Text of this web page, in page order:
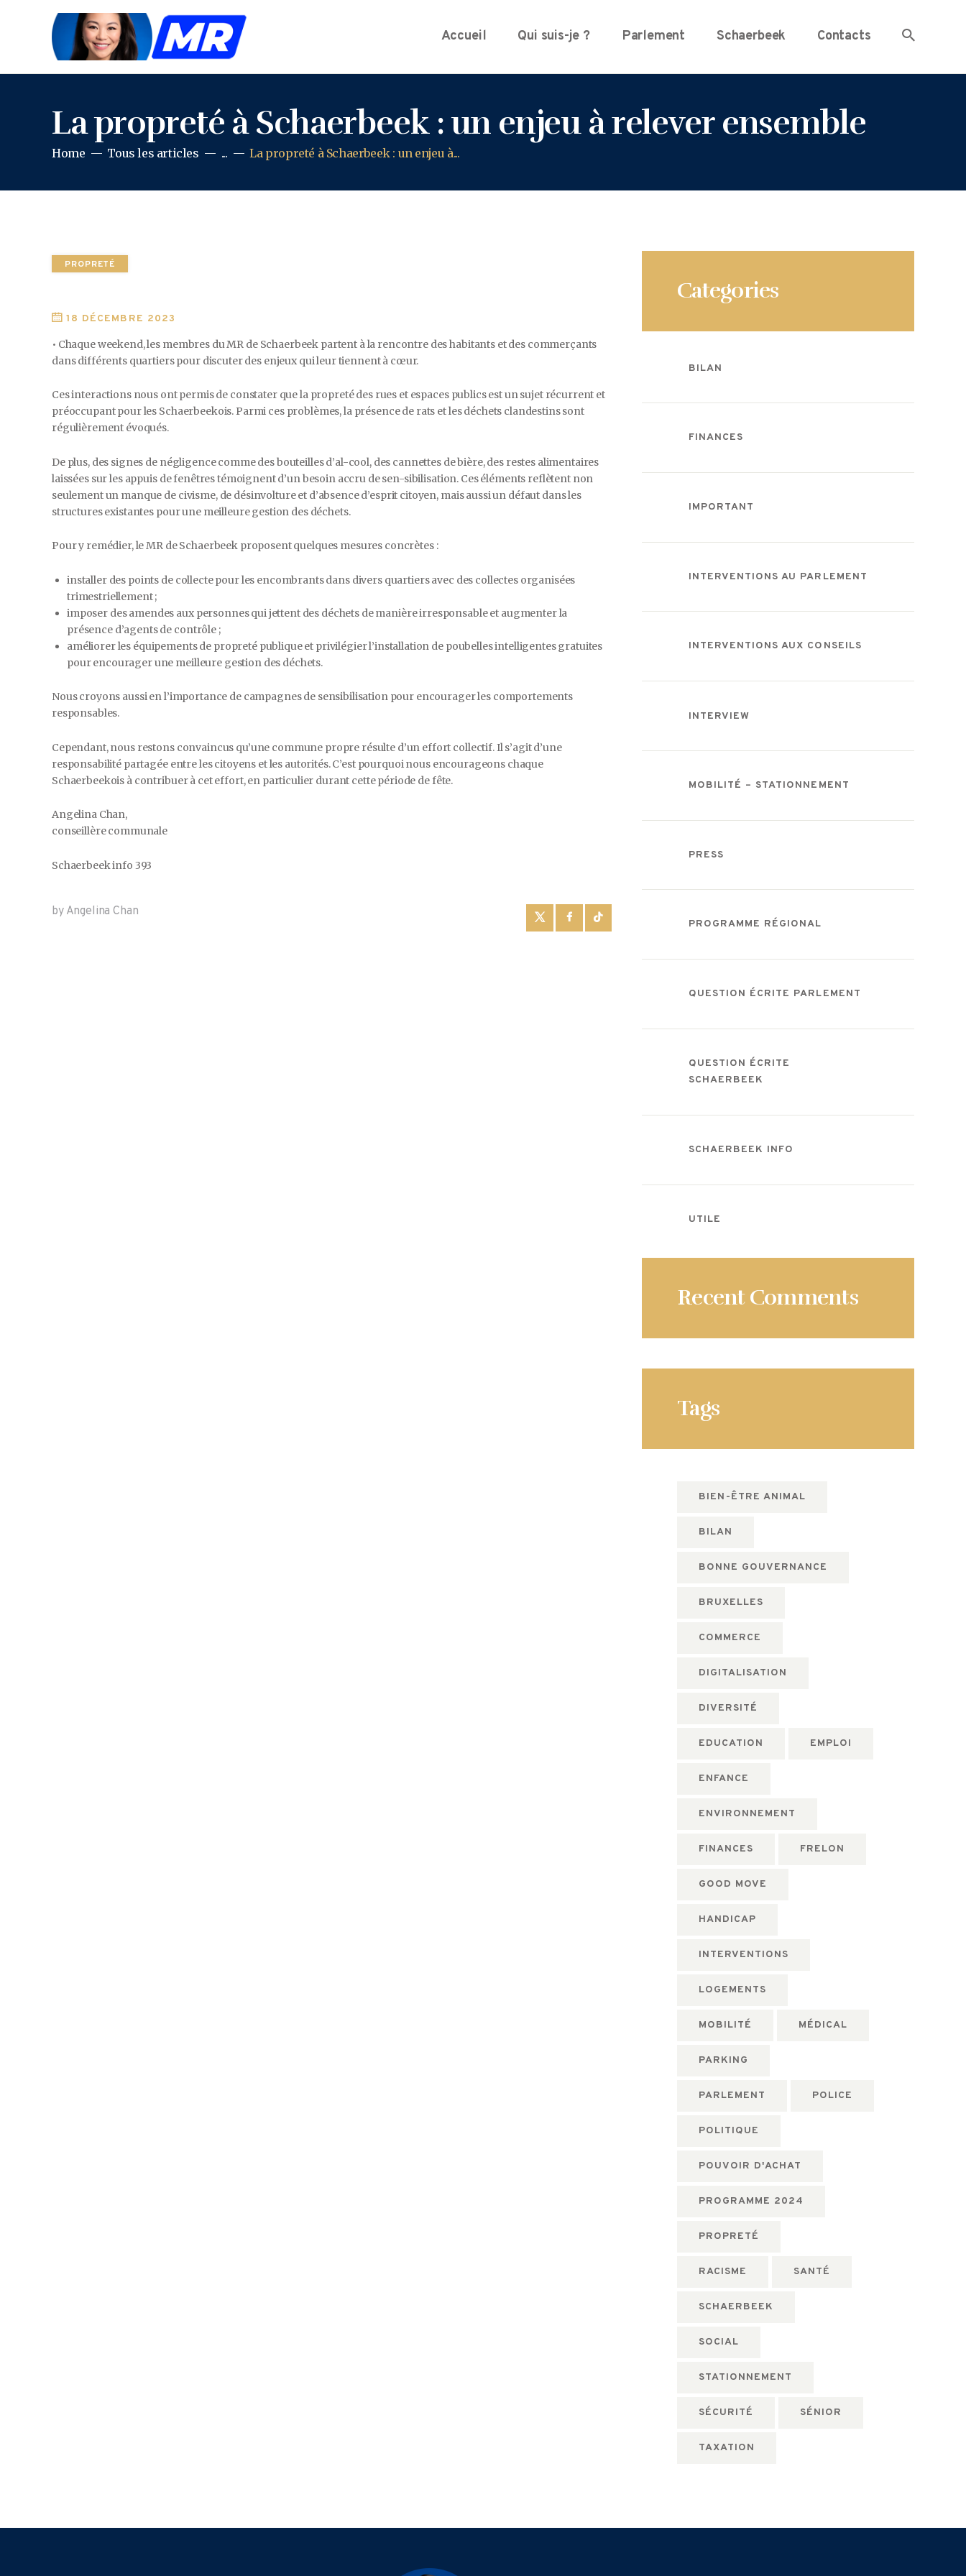
Accueil Qui suis-je ? Parlement Schaerbeek Contacts
La propreté à Schaerbeek : un enjeu à relever ensemble
Home Tous les articles ... La propreté à Schaerbeek : un enjeu à...
PROPRETÉ
18 DÉCEMBRE 2023
• Chaque weekend, les membres du MR de Schaerbeek partent à la rencontre des habitants et des commerçants
dans différents quartiers pour discuter des enjeux qui leur tiennent à cœur.
Ces interactions nous ont permis de constater que la propreté des rues et espaces publics est un sujet récurrent et
préoccupant pour les Schaerbeekois. Parmi ces problèmes, la présence de rats et les déchets clandestins sont
régulièrement évoqués.
De plus, des signes de négligence comme des bouteilles d’al-cool, des cannettes de bière, des restes alimentaires
laissées sur les appuis de fenêtres témoignent d’un besoin accru de sen-sibilisation. Ces éléments reflètent non
seulement un manque de civisme, de désinvolture et d’absence d’esprit citoyen, mais aussi un défaut dans les
structures existantes pour une meilleure gestion des déchets.
Pour y remédier, le MR de Schaerbeek proposent quelques mesures concrètes :
installer des points de collecte pour les encombrants dans divers quartiers avec des collectes organisées
trimestriellement ;
imposer des amendes aux personnes qui jettent des déchets de manière irresponsable et augmenter la
présence d’agents de contrôle ;
améliorer les équipements de propreté publique et privilégier l’installation de poubelles intelligentes gratuites
pour encourager une meilleure gestion des déchets.
Nous croyons aussi en l’importance de campagnes de sensibilisation pour encourager les comportements
responsables.
Cependant, nous restons convaincus qu’une commune propre résulte d’un effort collectif. Il s’agit d’une
responsabilité partagée entre les citoyens et les autorités. C’est pourquoi nous encourageons chaque
Schaerbeekois à contribuer à cet effort, en particulier durant cette période de fête.
Angelina Chan,
conseillère communale
Schaerbeek info 393
by Angelina Chan
Categories
BILAN
FINANCES
IMPORTANT
INTERVENTIONS AU PARLEMENT
INTERVENTIONS AUX CONSEILS
INTERVIEW
MOBILITÉ – STATIONNEMENT
PRESS
PROGRAMME RÉGIONAL
QUESTION ÉCRITE PARLEMENT
QUESTION ÉCRITE
SCHAERBEEK
SCHAERBEEK INFO
UTILE
Recent Comments
Tags
BIEN-ÊTRE ANIMAL
BILAN
BONNE GOUVERNANCE
BRUXELLES
COMMERCE
DIGITALISATION
DIVERSITÉ
EDUCATION EMPLOI
ENFANCE
ENVIRONNEMENT
FINANCES FRELON
GOOD MOVE
HANDICAP
INTERVENTIONS
LOGEMENTS
MOBILITÉ MÉDICAL
PARKING
PARLEMENT POLICE
POLITIQUE
POUVOIR D'ACHAT
PROGRAMME 2024
PROPRETÉ
RACISME SANTÉ
SCHAERBEEK
SOCIAL
STATIONNEMENT
SÉCURITÉ SÉNIOR
TAXATION